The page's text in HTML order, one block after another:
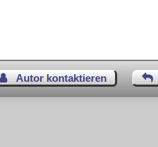
Autor kontaktieren